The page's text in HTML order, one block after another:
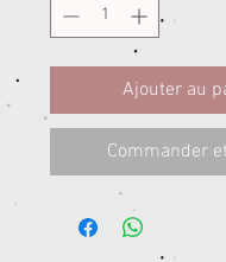
Ajouter au
Commander